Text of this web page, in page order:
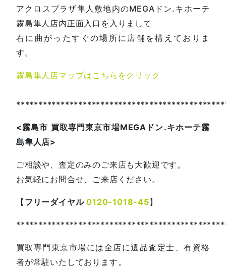
アクロスプラザ隼人敷地内のMEGAドン.キホーテ
霧島隼人店内正面入口を入りまして
右に曲がったすぐの場所に店舗を構えておりま
す。
霧島隼人店マップはこちらをクリック
<霧島市 買取専門東京市場MEGA ドン.キホーテ霧
島隼人店>
ご相談や、査定のみのご来店も大歓迎です。
お気軽にお問合せ、ご来店ください。
【 フリーダイヤル0120-1018-45】
買取専門東京市場には全店に遺品査定士、有資格
者が常駐いたしております。